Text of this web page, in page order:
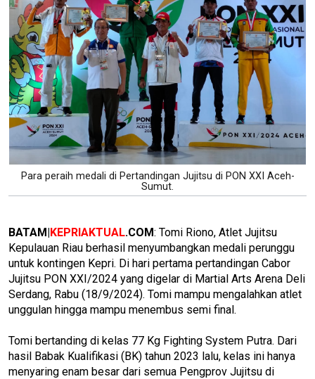
Para peraih medali di Pertandingan Jujitsu di PON XXI Aceh-
Sumut.
BATAM|KEPRIAKTUAL.COM: Tomi Riono, Atlet Jujitsu
Kepulauan Riau berhasil menyumbangkan medali perunggu
untuk kontingen Kepri. Di hari pertama pertandingan Cabor
Jujitsu PON XXI/2024 yang digelar di Martial Arts Arena Deli
Serdang, Rabu (18/9/2024). Tomi mampu mengalahkan atlet
unggulan hingga mampu menembus semi final.
Tomi bertanding di kelas 77 Kg Fighting System Putra. Dari
hasil Babak Kualifikasi (BK) tahun 2023 lalu, kelas ini hanya
menyaring enam besar dari semua Pengprov Jujitsu di